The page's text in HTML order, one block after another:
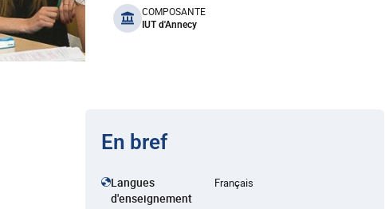
benefits
COMPOSANTE
IUT d'Annecy
En bref
Langues
d'enseignement
Français